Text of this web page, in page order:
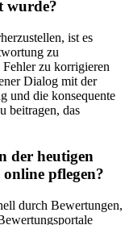
wurde?
ist es
zu
zu korrigieren
Dialog mit der
und die konsequente
beitragen, das
der heutigen
pflegen?
durch Bewertungen,